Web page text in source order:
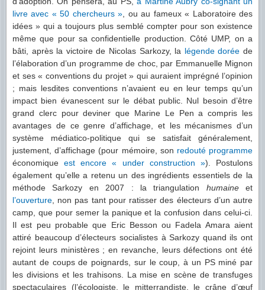
livre avec « 50 chercheurs » , ou au fameux « Laboratoire des
idées » qui a toujours plus semblé compter pour son existence
même que pour sa confidentielle production. Côté UMP, on a
bâti, après la victoire de Nicolas Sarkozy, la légende dorée de
l’élaboration d’un programme de choc, par Emmanuelle Mignon
et ses « conventions du projet » qui auraient imprégné l’opinion
; mais lesdites conventions n’avaient eu en leur temps qu’un
impact bien évanescent sur le débat public. Nul besoin d’être
grand clerc pour deviner que Marine Le Pen a compris les
avantages de ce genre d’affichage, et les mécanismes d’un
système médiatico-politique qui se satisfait généralement,
justement, d’affichage (pour mémoire, son redouté programme
économiqueest encore « under construction »). Postulons
également qu’elle a retenu un des ingrédients essentiels de la
méthode Sarkozy en 2007 : la triangulation humaineet
l’ouverture , non pas tant pour ratisser des électeurs d’un autre
camp, que pour semer la panique et la confusion dans celui-ci.
Il est peu probable que Eric Besson ou Fadela Amara aient
attiré beaucoup d’électeurs socialistes à Sarkozy quand ils ont
rejoint leurs ministères ; en revanche, leurs défections ont été
autant de coups de poignards, sur le coup, à un PS miné par
les divisions et les trahisons. La mise en scène de transfuges
spectaculaires (l’écologiste, le mitterrandiste, le crâne d’œuf